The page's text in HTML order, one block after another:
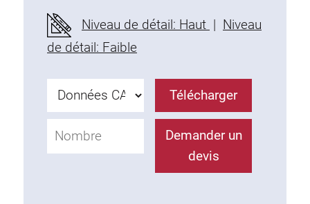
Profils en plastique
Éléments de Fixation
Equerres de montage
Monobloc
Bloc de serrage
Equerres de fixation
Vis T
Niveau de détail: Haut | Niveau
de détail: Faible
Télécharger
Demander un
devis